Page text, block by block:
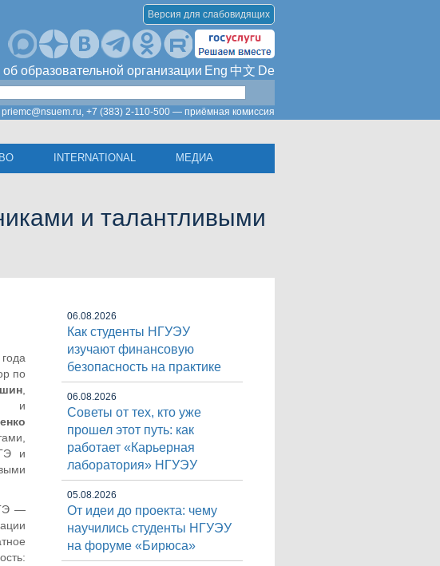
Версия для слабовидящих
образовательной организации Eng 中文 De
priemc@nsuem.ru, +7 (383) 2-110-500 — приёмная комиссия
INTERNATIONAL МЕДИА
и талантливыми
по
и
и
—
06.08.2026
Как студенты НГУЭУ
изучают финансовую
безопасность на практике
06.08.2026
Советы от тех, кто уже
прошел этот путь: как
работает «Карьерная
лаборатория» НГУЭУ
05.08.2026
От идеи до проекта: чему
научились студенты НГУЭУ
на форуме «Бирюса»